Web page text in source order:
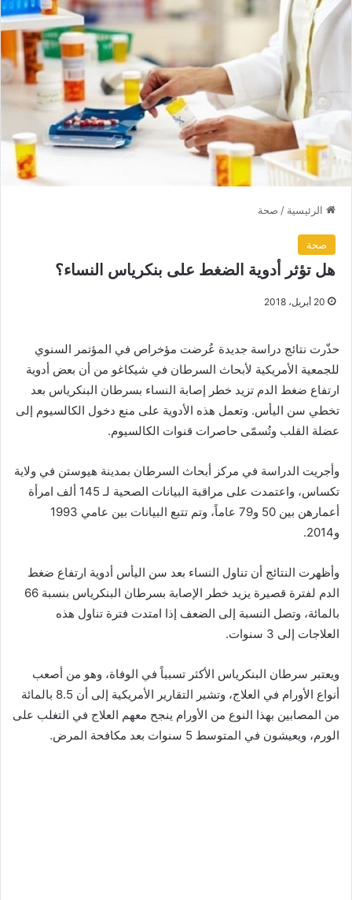
الرئيسية / صحة
صحة
هل تؤثر أدوية الضغط على بنكرياس النساء؟
20 أبريل، 2018
حذّرت نتائج دراسة جديدة عُرضت مؤخراص في المؤتمر السنوي
للجمعية الأمريكية لأبحاث السرطان في شيكاغو من أن بعض أدوية
ارتفاع ضغط الدم تزيد خطر إصابة النساء بسرطان البنكرياس بعد
تخطي سن اليأس. وتعمل هذه الأدوية على منع دخول الكالسيوم إلى
عضلة القلب وتُسمّى حاصرات قنوات الكالسيوم.
وأجريت الدراسة في مركز أبحاث السرطان بمدينة هيوستن في ولاية
تكساس، واعتمدت على مراقبة البيانات الصحية لـ 145 ألف امرأة
أعمارهن بين 50 و79 عاماً، وتم تتبع البيانات بين عامي 1993
و2014.
وأظهرت النتائج أن تناول النساء بعد سن اليأس أدوية ارتفاع ضغط
الدم لفترة قصيرة يزيد خطر الإصابة بسرطان البنكرياس بنسبة 66
بالمائة، وتصل النسبة إلى الضعف إذا امتدت فترة تناول هذه
العلاجات إلى 3 سنوات.
ويعتبر سرطان البنكرياس الأكثر تسبباً في الوفاة، وهو من أصعب
أنواع الأورام في العلاج، وتشير التقارير الأمريكية إلى أن 8.5 بالمائة
من المصابين بهذا النوع من الأورام ينجح معهم العلاج في التغلب على
الورم، ويعيشون في المتوسط 5 سنوات بعد مكافحة المرض.